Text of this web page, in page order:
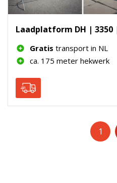
Laadplatform DH |
Gratis transport in NL
ca. 175 meter hekwerk
1